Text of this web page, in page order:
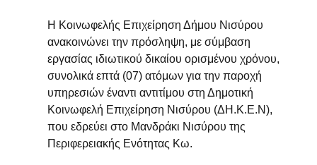
Η Κοινωφελής Επιχείρηση Δήμου Νισύρου
ανακοινώνει την πρόσληψη, με σύμβαση
εργασίας ιδιωτικού δικαίου ορισμένου χρόνου,
συνολικά επτά (07) ατόμων για την παροχή
υπηρεσιών έναντι αντιτίμου στη Δημοτική
Κοινωφελή Επιχείρηση Νισύρου (ΔΗ.Κ.Ε.Ν),
που εδρεύει στο Μανδράκι Νισύρου της
Περιφερειακής Ενότητας Κω.